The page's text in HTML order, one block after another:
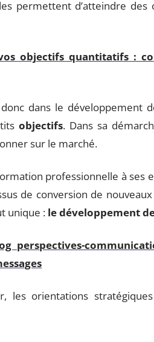
permettent d’atteindre des
objectifs quantitatifs :
dans le développement
objectifs. Dans sa
sur le marché.
professionnelle à ses
de conversion de
unique : le développement
perspectives-
les orientations